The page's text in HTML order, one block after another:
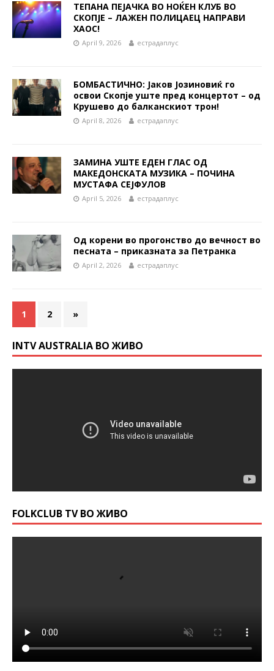
ТЕПАНА ПЕЈАЧКА ВО НОЌЕН КЛУБ ВО
СКОПЈЕ – ЛАЖЕН ПОЛИЦАЕЦ НАПРАВИ
ХАОС!
April 9, 2026 естрадаплус
БОМБАСТИЧНО: Јаков Јозиновиќ го
освои Скопје уште пред концертот – од
Крушево до балканскиот трон!
April 8, 2026 естрадаплус
ЗАМИНА УШТЕ ЕДЕН ГЛАС ОД
МАКЕДОНСКАТА МУЗИКА – ПОЧИНА
МУСТАФА СЕЈФУЛОВ
April 5, 2026 естрадаплус
Од корени во прогонство до вечност во
песната – приказната за Петранка
April 2, 2026 естрадаплус
1 2 »
INTV AUSTRALIA ВО ЖИВО
FOLKCLUB TV ВО ЖИВО